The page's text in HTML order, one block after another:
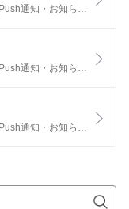
商品の配送状況は｢購入履歴｣または｢通知機能(Push通知・お知らせ)｣からご確認いただけます。 ※ショップの処理状況・配送状況・配送方法により、表示されない場合があります。 ※システム反映のタイミングにより、画面上の表示と実際の状況が異なる場合がございます。
商品の配送状況は｢購入履歴｣または｢通知機能(Push通知・お知らせ)｣からご確認いただけます。 ※ショップの処理状況・配送状況・配送方法により、表示されない場合があります。 ※システム反映のタイミングにより、画面上の表示と実際の状況が異なる場合がございます。
商品の配送状況は｢購入履歴｣または｢通知機能(Push通知・お知らせ)｣からご確認いただけます。 ※ショップの処理状況・配送状況・配送方法により、表示されない場合があります。 また、楽天IDを利用しなかった場合の購入履歴は、注文詳細の確認から受注番号とメールアドレスを入力して、ご確認ください。